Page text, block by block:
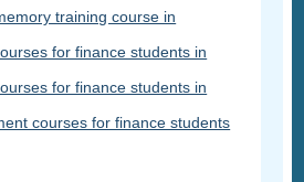
training course in
for finance students in
for finance students in
courses for finance students